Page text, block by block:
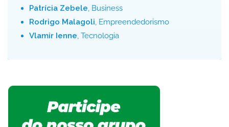
Patrícia Zebele, Business
Rodrigo Malagoli, Empreendedorismo
Vlamir Ienne, Tecnologia